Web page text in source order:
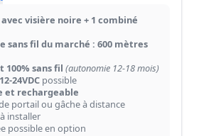
visière noire + 1 combiné
sans fil du marché : 600 mètres
sans fil (autonomie 12-18 mois)
12-24VDC possible
et rechargeable
portail ou gâche à distance
installer
possible en option